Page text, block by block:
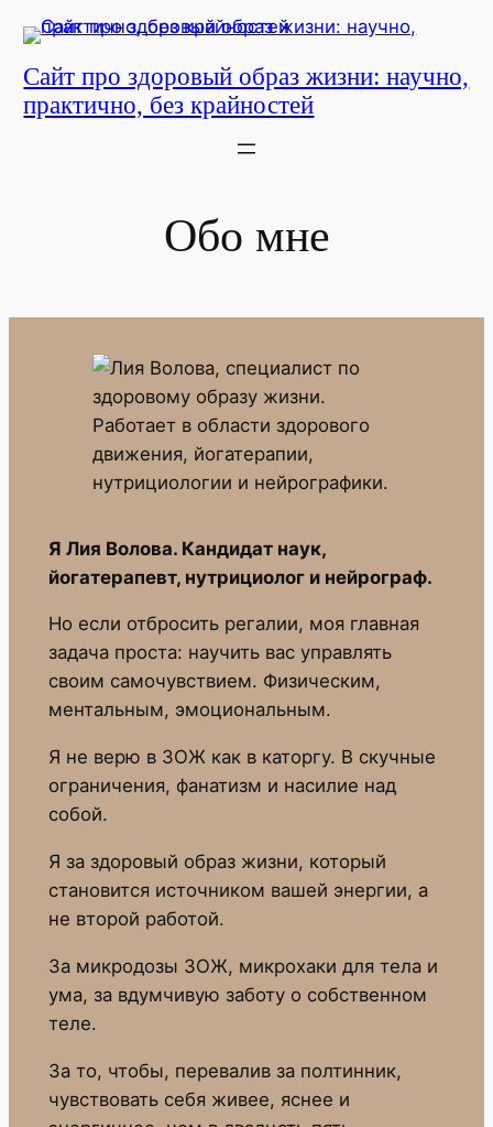
Перейти
содержимому
Сайт про здоровый образ жизни: научно,
практично, без крайностей
Обо мне
Я Лия Волова. Кандидат наук,
йогатерапевт, нутрициолог и нейрограф.
Но если отбросить регалии, моя главная
задача проста: научить вас управлять
своим самочувствием. Физическим,
ментальным, эмоциональным.
Я не верю в ЗОЖ как в каторгу. В скучные
ограничения, фанатизм и насилие над
собой.
Я за здоровый образ жизни, который
становится источником вашей энергии, а
не второй работой.
За микродозы ЗОЖ, микрохаки для тела и
ума, за вдумчивую заботу о собственном
теле.
За то, чтобы, перевалив за полтинник,
чувствовать себя живее, яснее и